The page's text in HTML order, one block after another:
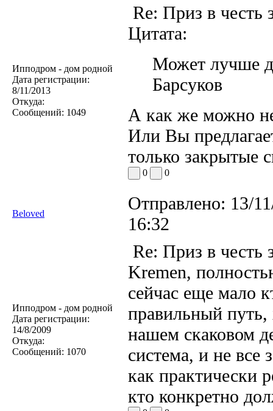
Ипподром - дом родной
Дата регистрации:
8/11/2013
Откуда:
Сообщений: 1049
Re: Приз в честь
Цитата:
Может лучше
Барсуков
А как же можно
Или Вы
только закрытые
0 0
Beloved
Отправлено: 13/
16:32
Ипподром - дом родной
Дата регистрации:
14/8/2009
Откуда:
Сообщений: 1070
Re: Приз в честь
Kremen,
сейчас еще мало
правильный
нашем скаковом
система, и не все
как практически
кто конкретно